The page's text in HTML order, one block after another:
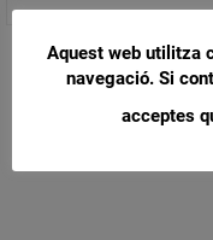
Aquest web utilitza
navegació. Si
acceptes